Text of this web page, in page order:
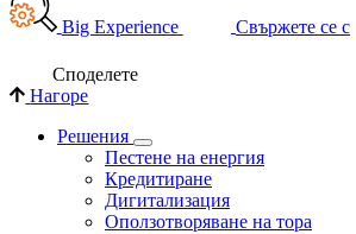
Big Experience Свържете се с
Споделете
Нагоре
Решения
Пестене на енергия
Кредитиране
Дигитализация
Оползотворяване на тора